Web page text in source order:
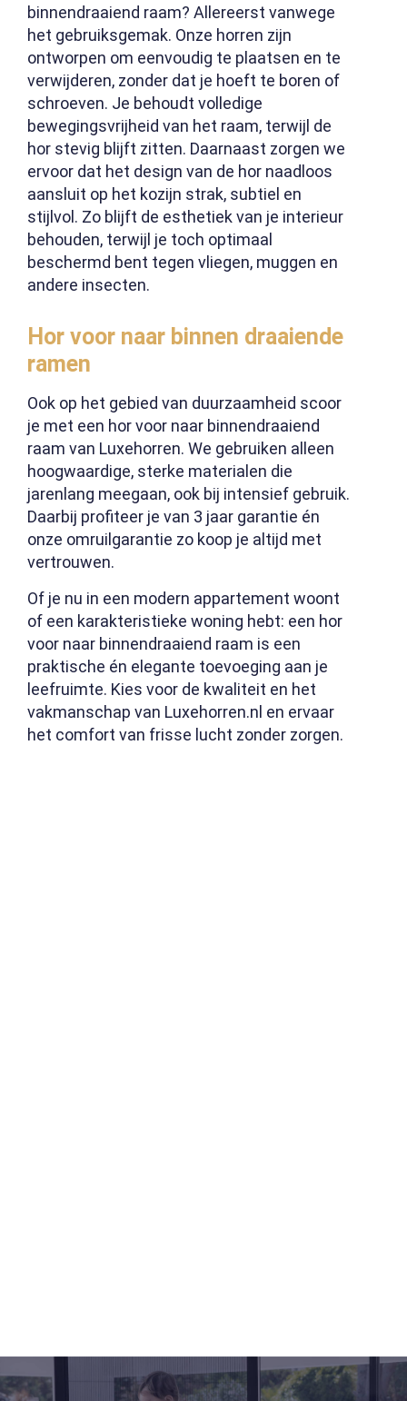
binnendraaiend raam? Allereerst vanwege
het gebruiksgemak. Onze horren zijn
ontworpen om eenvoudig te plaatsen en te
verwijderen, zonder dat je hoeft te boren of
schroeven. Je behoudt volledige
bewegingsvrijheid van het raam, terwijl de
hor stevig blijft zitten. Daarnaast zorgen we
ervoor dat het design van de hor naadloos
aansluit op het kozijn strak, subtiel en
stijlvol. Zo blijft de esthetiek van je interieur
behouden, terwijl je toch optimaal
beschermd bent tegen vliegen, muggen en
andere insecten.
Hor voor naar binnen draaiende
ramen
Ook op het gebied van duurzaamheid scoor
je met een hor voor naar binnendraaiend
raam van Luxehorren. We gebruiken alleen
hoogwaardige, sterke materialen die
jarenlang meegaan, ook bij intensief gebruik.
Daarbij profiteer je van 3 jaar garantie én
onze omruilgarantie zo koop je altijd met
vertrouwen.
Of je nu in een modern appartement woont
of een karakteristieke woning hebt: een hor
voor naar binnendraaiend raam is een
praktische én elegante toevoeging aan je
leefruimte. Kies voor de kwaliteit en het
vakmanschap van Luxehorren.nl en ervaar
het comfort van frisse lucht zonder zorgen.